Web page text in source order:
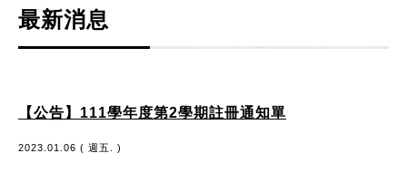
最新消息
【公告】111學年度第2學期註冊通知單
2023.01.06 ( 週五. )